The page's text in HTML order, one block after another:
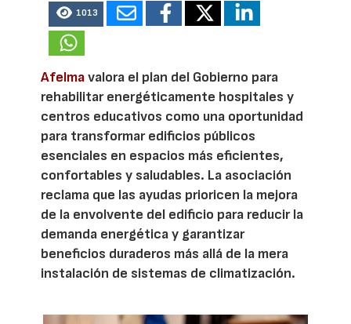
1013
Afelmavalora el plan del Gobierno para
rehabilitar energéticamente hospitales y
centros educativos como una oportunidad
para transformar edificios públicos
esenciales en espacios más eficientes,
confortables y saludables. La asociación
reclama que las ayudas prioricen la mejora
de la envolvente del edificio para reducir la
demanda energética y garantizar
beneficios duraderos más allá de la mera
instalación de sistemas de climatización.